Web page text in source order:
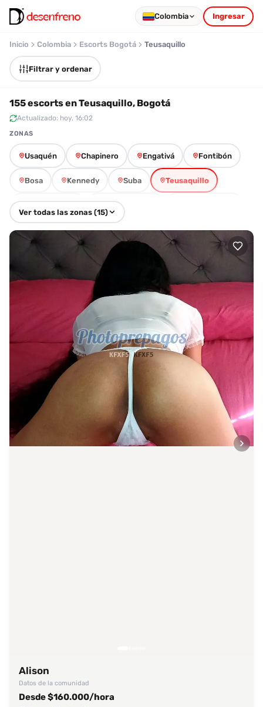
Colombia Ingresar
Inicio Colombia Escorts Bogotá Teusaquillo
Filtrar y ordenar
155 escorts en Teusaquillo, Bogotá
Actualizado: hoy, 16:02
ZONAS
Usaquén Chapinero Engativá Fontibón
Bosa Kennedy Suba Teusaquillo
Barrios Unidos Antonio Nariño
Tunjuelito Rafael Uribe Uribe Ciudad Bolívar
Ver todas las zonas (15)
Alison
Datos de la comunidad
Desde $160.000/hora